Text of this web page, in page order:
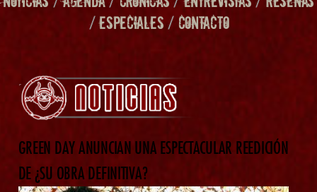
/ESPECIALES/ CONTACTO
GREEN DAY ANUNCIAN UNA ESPECTACULAR REEDICIÓN
DE ¿SU OBRA DEFINITIVA?